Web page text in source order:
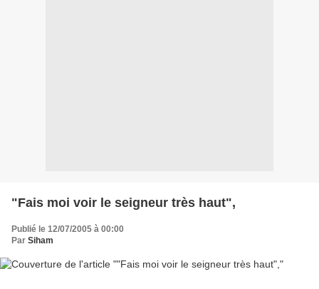
"Fais moi voir le seigneur très haut",
Publié le 12/07/2005 à 00:00
Par Siham